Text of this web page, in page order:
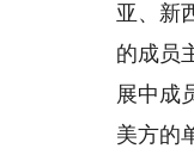
亚、新
的成员
展中成
美方的